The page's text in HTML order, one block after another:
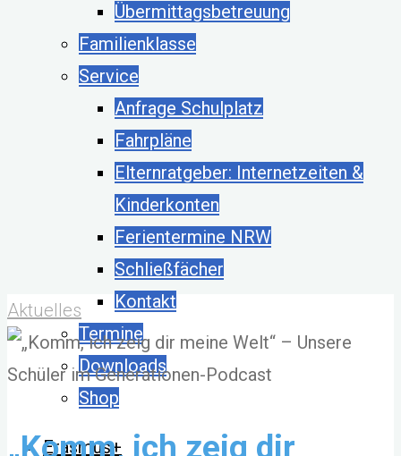
Übermittagsbetreuung
Familienklasse
Service
Anfrage Schulplatz
Fahrpläne
Elternratgeber: Internetzeiten &
Kinderkonten
Ferientermine NRW
Schließfächer
Kontakt
Termine
Downloads
Shop
Erasmus+
Aktuelles
„Komm, ich zeig dir